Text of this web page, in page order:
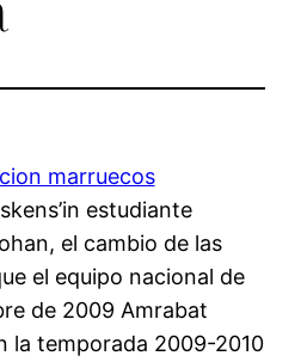
estudiante
el cambio de las
el equipo nacional de
de 2009 Amrabat
la temporada 2009-2010